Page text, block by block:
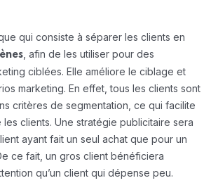
qui consiste à séparer les clients en
, afin de les utiliser pour des
ciblées. Elle améliore le ciblage et
marketing. En effet, tous les clients sont
critères de segmentation, ce qui facilite
clients. Une stratégie publicitaire sera
ayant fait un seul achat que pour un
ce fait, un gros client bénéficiera
qu’un client qui dépense peu.